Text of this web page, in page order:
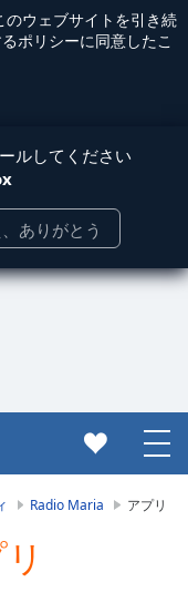
のウェブサイトを引き続
ポリシーに同意したこ
ルしてください
ありがとう
Radio Maria アプリ